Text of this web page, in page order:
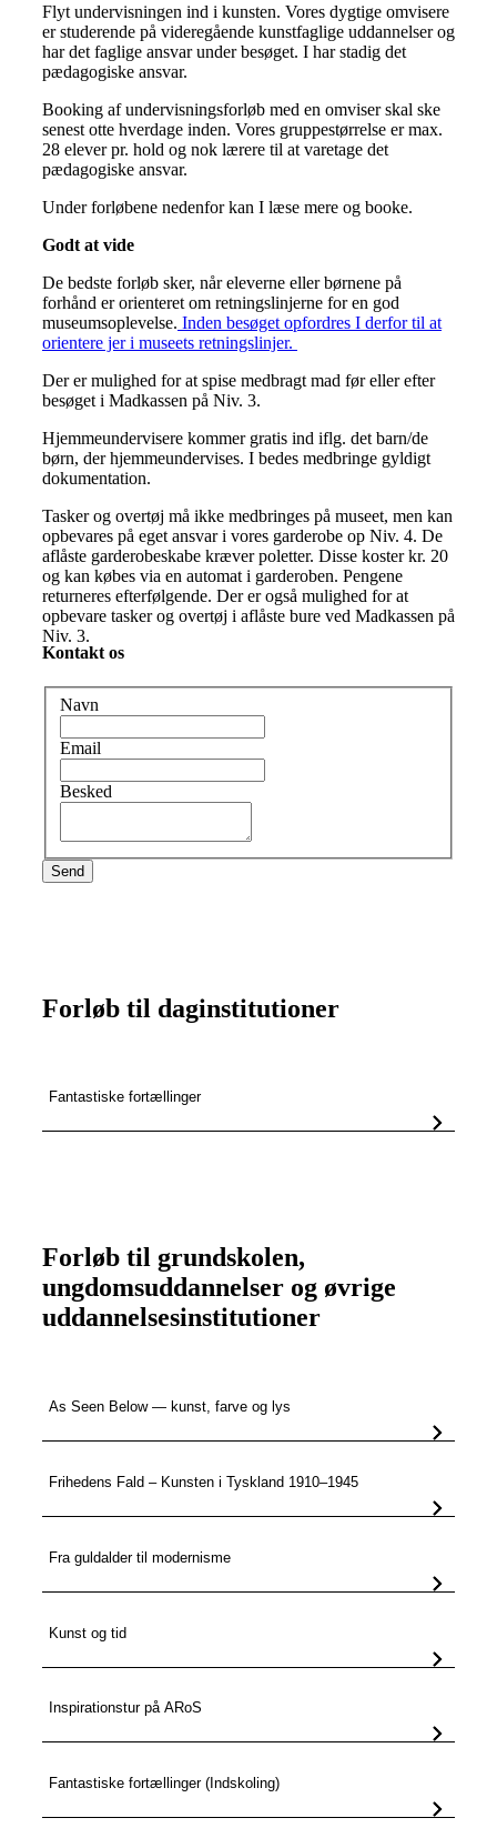
Flyt undervisningen ind i kunsten. Vores dygtige omvisere
er studerende på videregående kunstfaglige uddannelser og
har det faglige ansvar under besøget. I har stadig det
pædagogiske ansvar.
Booking af undervisningsforløb med en omviser skal ske
senest otte hverdage inden. Vores gruppestørrelse er max.
28 elever pr. hold og nok lærere til at varetage det
pædagogiske ansvar.
Under forløbene nedenfor kan I læse mere og booke.
Godt at vide
De bedste forløb sker, når eleverne eller børnene på
forhånd er orienteret om retningslinjerne for en god
museumsoplevelse. Inden besøget opfordres I derfor til at
orientere jer i museets retningslinjer.
Der er mulighed for at spise medbragt mad før eller efter
besøget i Madkassen på Niv. 3.
Hjemmeundervisere kommer gratis ind iflg. det barn/de
børn, der hjemmeundervises. I bedes medbringe gyldigt
dokumentation.
Tasker og overtøj må ikke medbringes på museet, men kan
opbevares på eget ansvar i vores garderobe op Niv. 4. De
aflåste garderobeskabe kræver poletter. Disse koster kr. 20
og kan købes via en automat i garderoben. Pengene
returneres efterfølgende. Der er også mulighed for at
opbevare tasker og overtøj i aflåste bure ved Madkassen på
Niv. 3.
Kontakt os
Navn
Email
Besked
Send
Forløb til daginstitutioner
Fantastiske fortællinger
Forløb til grundskolen,
ungdomsuddannelser og øvrige
uddannelsesinstitutioner
As Seen Below — kunst, farve og lys
Frihedens Fald – Kunsten i Tyskland 1910–1945
Fra guldalder til modernisme
Kunst og tid
Inspirationstur på ARoS
Fantastiske fortællinger (Indskoling)